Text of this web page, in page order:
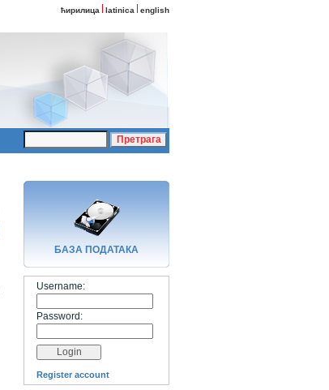
ћирилица latinica english
БАЗA ПОДАТАКА
Username:
Password:
Register account